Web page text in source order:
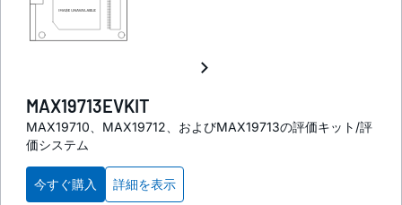
MAX19713EVKIT
MAX19710、MAX19712、およびMAX19713の評価キット/評
価システム
今すぐ購入 詳細を表示